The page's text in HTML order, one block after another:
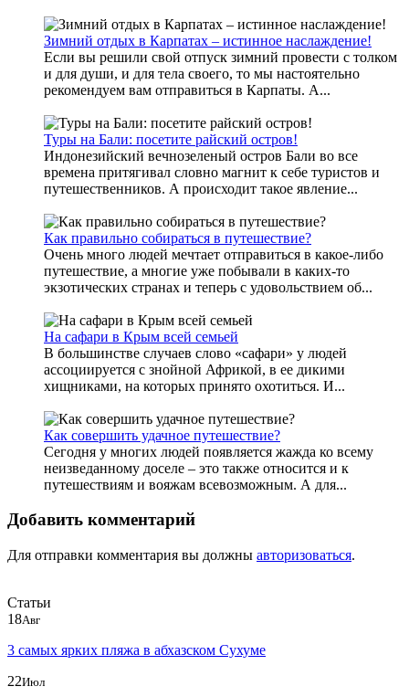
Зимний отдых в Карпатах – истинное наслаждение!
Если вы решили свой отпуск зимний провести с толком
и для души, и для тела своего, то мы настоятельно
рекомендуем вам отправиться в Карпаты. А...
Туры на Бали: посетите райский остров!
Индонезийский вечнозеленый остров Бали во все
времена притягивал словно магнит к себе туристов и
путешественников. А происходит такое явление...
Как правильно собираться в путешествие?
Очень много людей мечтает отправиться в какое-либо
путешествие, а многие уже побывали в каких-то
экзотических странах и теперь с удовольствием об...
На сафари в Крым всей семьей
В большинстве случаев слово «сафари» у людей
ассоциируется с знойной Африкой, в ее дикими
хищниками, на которых принято охотиться. И...
Как совершить удачное путешествие?
Сегодня у многих людей появляется жажда ко всему
неизведанному доселе – это также относится и к
путешествиям и вояжам всевозможным. А для...
Добавить комментарий
Для отправки комментария вы должны авторизоваться.
Статьи
18Авг
3 самых ярких пляжа в абхазском Сухуме
22Июл